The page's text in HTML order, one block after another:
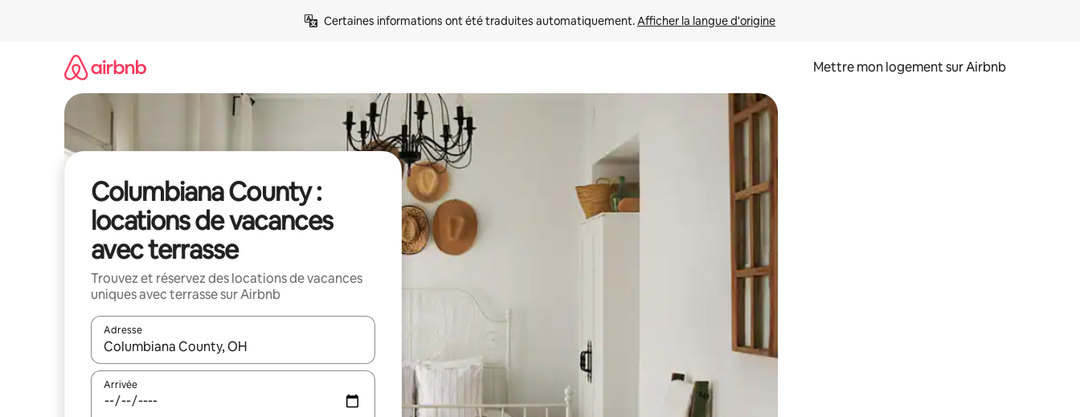
Certaines informations ont été traduites automatiquement. Afficher la langue d'origine
Mettre mon logement sur Airbnb
Columbiana County :
locations de vacances
avec terrasse
Trouvez et réservez des locations de vacances
uniques avec terrasse sur Airbnb
Adresse
Lorsque les résultats s'affichent, utilisez les flèches vers le haut et vers le bas pour les parcourir ou en appuyant et en faisant glisser.
Arrivée